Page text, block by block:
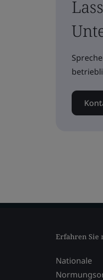
Erfahren Sie
Nationale